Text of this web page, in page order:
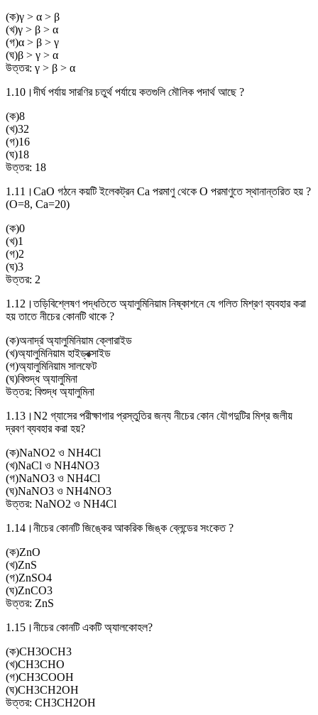
(ক)γ > α > β
(খ)γ > β > α
(গ)α > β > γ
(ঘ)β > γ > α
উত্তর: γ > β > α
1.10।দীর্ঘ পর্যায় সারণির চতুর্থ পর্যায়ে কতগুলি মৌলিক পদার্থ আছে ?
(ক)8
(খ)32
(গ)16
(ঘ)18
উত্তর: 18
1.11। CaO গঠনে কয়টি ইলেকট্রন Ca পরমাণু থেকে O পরমাণুতে স্থানান্তরিত হয় ?
(O=8, Ca=20)
(ক)0
(খ)1
(গ)2
(ঘ)3
উত্তর: 2
1.12।তড়িবিশ্লেষণ পদ্ধতিতে অ্যালুমিনিয়াম নিষ্কাশনে যে গলিত মিশ্রণ ব্যবহার করা
হয় তাতে নীচের কোনটি থাকে ?
(ক)অনার্দ্র অ্যালুমিনিয়াম ক্লোরাইড
(খ)অ্যালুমিনিয়াম হাইড্রক্সাইড
(গ)অ্যালুমিনিয়াম সালফেট
(ঘ)বিশুদ্ধ অ্যালুমিনা
উত্তর: বিশুদ্ধ অ্যালুমিনা
1.13। N2 গ্যাসের পরীক্ষাগার প্রস্তুতির জন্য নীচের কোন যৌগদুটির মিশ্র জলীয়
দ্রবণ ব্যবহার করা হয়?
(ক)NaNO2 ও NH4Cl
(খ)NaCl ও NH4NO3
(গ)NaNO3 ও NH4Cl
(ঘ)NaNO3 ও NH4NO3
উত্তর: NaNO2 ও NH4Cl
1.14। নীচের কোনটি জিঙ্কের আকরিক জিঙ্ক ব্লেন্ডের সংকেত ?
(ক)ZnO
(খ)ZnS
(গ)ZnSO4
(ঘ)ZnCO3
উত্তর: ZnS
1.15। নীচের কোনটি একটি অ্যালকোহল?
(ক)CH3OCH3
(খ)CH3CHO
(গ)CH3COOH
(ঘ)CH3CH2OH
উত্তর: CH3CH2OH